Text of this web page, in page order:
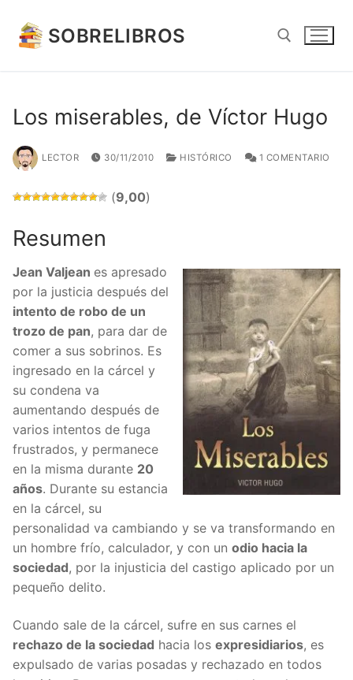
contenido
SOBRELIBROS
Los miserables, de Víctor Hugo
LECTOR 30/11/2010 HISTÓRICO 1 COMENTARIO
(9,00)
Resumen
Jean Valjean es apresado
por la justicia después del
intento de robo de un
trozo de pan, para dar de
comer a sus sobrinos. Es
ingresado en la cárcel y
su condena va
aumentando después de
varios intentos de fuga
frustrados, y permanece
en la misma durante 20
años. Durante su estancia
en la cárcel, su
personalidad va cambiando y se va transformando en
un hombre frío, calculador, y con un odio hacia la
sociedad, por la injusticia del castigo aplicado por un
pequeño delito.
Cuando sale de la cárcel, sufre en sus carnes el
rechazo de la sociedad hacia los expresidiarios, es
expulsado de varias posadas y rechazado en todos